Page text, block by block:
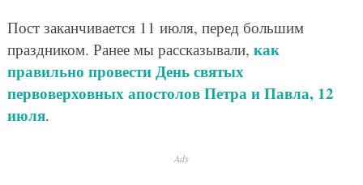
Пост заканчивается 11 июля, перед большим
праздником. Ранее мы рассказывали, как
правильно провести День святых
первоверховных апостолов Петра и Павла, 12
июля.
Ads